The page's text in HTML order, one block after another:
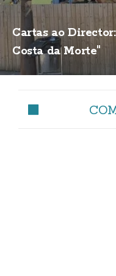
Cartas ao
Costa da Morte"